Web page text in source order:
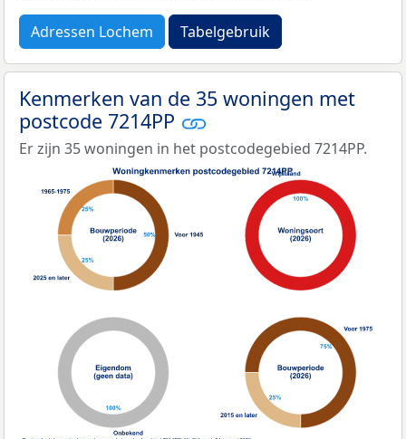
Adressen Lochem Tabelgebruik
Kenmerken van de 35 woningen met
postcode 7214PP
Er zijn 35 woningen in het postcodegebied 7214PP.